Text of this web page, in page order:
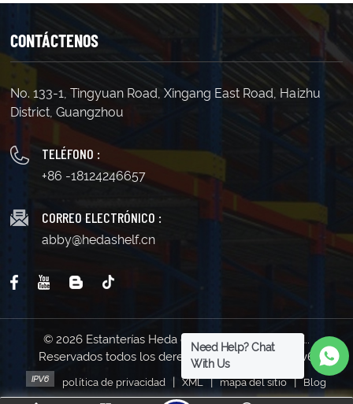
CONTÁCTENOS
No. 133-1, Tingyuan Road, Xingang East Road, Haizhu
District, Guangzhou
TELÉFONO :
+86 -18124246657
CORREO ELECTRÓNICO :
abby@hedashelf.cn
© 2026 Estanterías Heda de Guangzhou Co., Ltd..
Reservados todos los derechos . | Soporta red IPv6
política de privacidad | XML | mapa del sitio | Blog
Need Help? Chat
With Us